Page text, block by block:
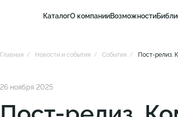
КаталогО компанииВозможности
Главная Новости и события События Пост-релиз.
26 ноября 2025